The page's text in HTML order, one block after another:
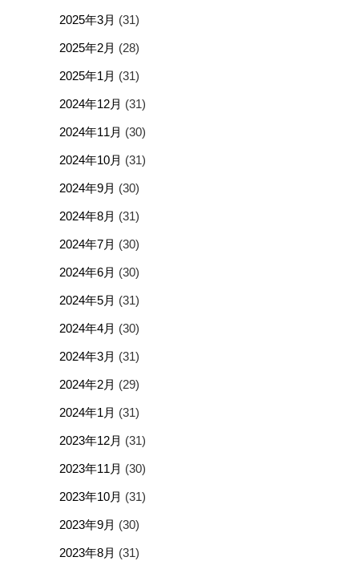
2025年3月 (31)
2025年2月 (28)
2025年1月 (31)
2024年12月 (31)
2024年11月 (30)
2024年10月 (31)
2024年9月 (30)
2024年8月 (31)
2024年7月 (30)
2024年6月 (30)
2024年5月 (31)
2024年4月 (30)
2024年3月 (31)
2024年2月 (29)
2024年1月 (31)
2023年12月 (31)
2023年11月 (30)
2023年10月 (31)
2023年9月 (30)
2023年8月 (31)